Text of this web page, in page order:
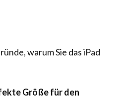
warum Sie das iPad
Größe für den